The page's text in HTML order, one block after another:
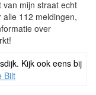
mijn straat echt
112 meldingen,
over
Kijk ook eens bij
Bilt